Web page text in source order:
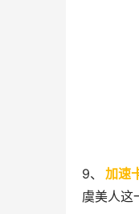
9、 加速
虞美人这